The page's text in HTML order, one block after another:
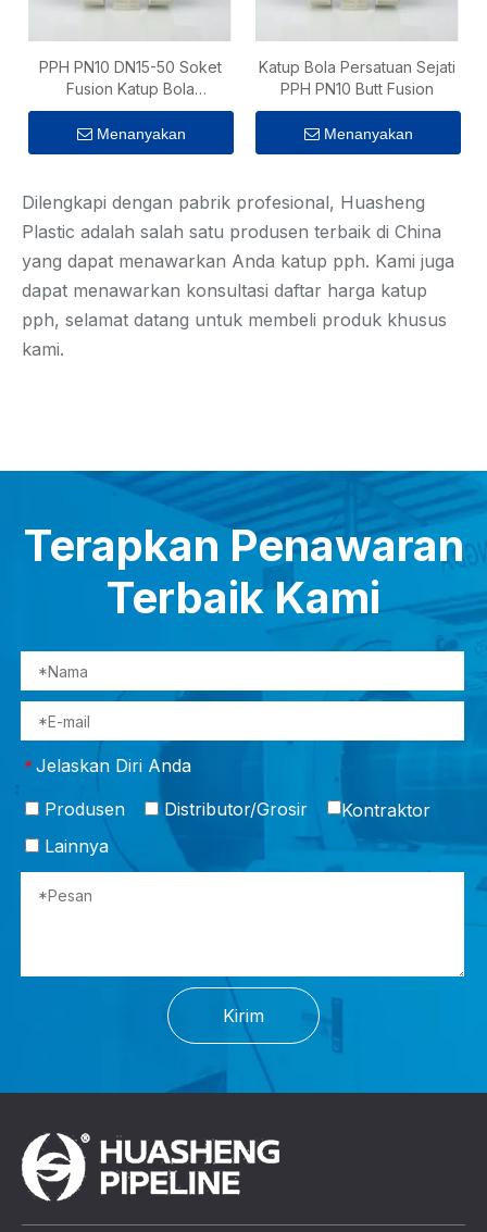
PPH PN10 DN15-50 Soket
Fusion Katup Bola
Persatuan Sejati
Menanyakan
Katup Bola Persatuan Sejati
PPH PN10 Butt Fusion
Menanyakan
Dilengkapi dengan pabrik profesional, Huasheng
Plastic adalah salah satu produsen terbaik di China
yang dapat menawarkan Anda katup pph. Kami juga
dapat menawarkan konsultasi daftar harga katup
pph, selamat datang untuk membeli produk khusus
kami.
Terapkan Penawaran
Terbaik Kami
* Jelaskan Diri Anda
Produsen Distributor/Grosir
Kontraktor
Lainnya
Kirim